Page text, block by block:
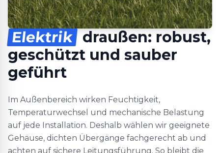
Elektrik draußen: robust,
geschützt und sauber
geführt
Im Außenbereich wirken Feuchtigkeit,
Temperaturwechsel und mechanische Belastung
auf jede Installation. Deshalb wählen wir geeignete
Gehäuse, dichten Übergänge fachgerecht ab und
achten auf sichere Leitungsführung. So bleibt die